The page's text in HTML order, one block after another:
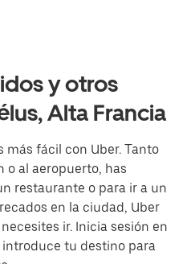
y otros
Alta Francia
más fácil con Uber. Tanto
o al aeropuerto, has
restaurante o para ir a un
en la ciudad, Uber
ir. Inicia sesión en
introduce tu destino para